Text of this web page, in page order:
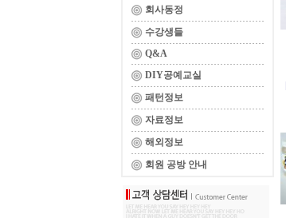
회사동정
수강생들
Q&A
DIY공예교실
패턴정보
자료정보
해외정보
회원 공방 안내